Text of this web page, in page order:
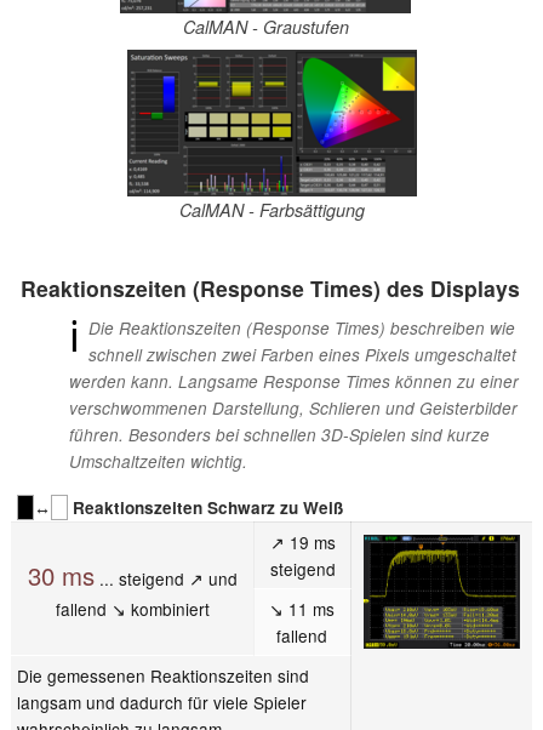
CalMAN - Graustufen
CalMAN - Farbsättigung
Reaktionszeiten (Response Times) des Displays
ℹ Die Reaktionszeiten (Response Times) beschreiben wie
schnell zwischen zwei Farben eines Pixels umgeschaltet
werden kann. Langsame Response Times können zu einer
verschwommenen Darstellung, Schlieren und Geisterbilder
führen. Besonders bei schnellen 3D-Spielen sind kurze
Umschaltzeiten wichtig.
↔
Reaktionszeiten Schwarz zu Weiß
30 ms... steigend ↗ und
fallend ↘ kombiniert
↗ 19 ms
steigend
↘ 11 ms
fallend
Die gemessenen Reaktionszeiten sind
langsam und dadurch für viele Spieler